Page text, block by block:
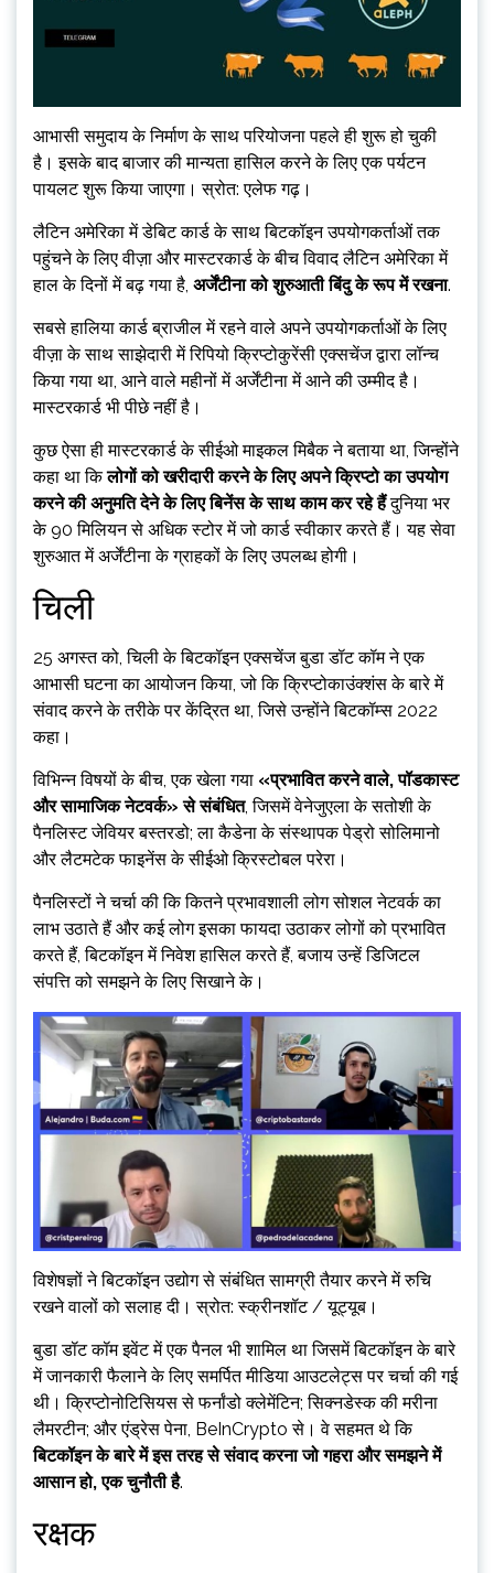
आभासी समुदाय के निर्माण के साथ परियोजना पहले ही शुरू हो चुकी
है। इसके बाद बाजार की मान्यता हासिल करने के लिए एक पर्यटन
पायलट शुरू किया जाएगा। स्रोत: एलेफ गढ़।
लैटिन अमेरिका में डेबिट कार्ड के साथ बिटकॉइन उपयोगकर्ताओं तक
पहुंचने के लिए वीज़ा और मास्टरकार्ड के बीच विवाद लैटिन अमेरिका में
हाल के दिनों में बढ़ गया है, अर्जेंटीना को शुरुआती बिंदु के रूप में रखना.
सबसे हालिया कार्ड ब्राजील में रहने वाले अपने उपयोगकर्ताओं के लिए
वीज़ा के साथ साझेदारी में रिपियो क्रिप्टोकुरेंसी एक्सचेंज द्वारा लॉन्च
किया गया था, आने वाले महीनों में अर्जेंटीना में आने की उम्मीद है।
मास्टरकार्ड भी पीछे नहीं है।
कुछ ऐसा ही मास्टरकार्ड के सीईओ माइकल मिबैक ने बताया था, जिन्होंने
कहा था किलोगों को खरीदारी करने के लिए अपने क्रिप्टो का उपयोग
करने की अनुमति देने के लिए बिनेंस के साथ काम कर रहे हैंदुनिया भर
के 90 मिलियन से अधिक स्टोर में जो कार्ड स्वीकार करते हैं। यह सेवा
शुरुआत में अर्जेंटीना के ग्राहकों के लिए उपलब्ध होगी।
चिली
25 अगस्त को, चिली के बिटकॉइन एक्सचेंज बुडा डॉट कॉम ने एक
आभासी घटना का आयोजन किया, जो कि क्रिप्टोकाउंक्शंस के बारे में
संवाद करने के तरीके पर केंद्रित था, जिसे उन्होंने बिटकॉम्स 2022
कहा।
विभिन्न विषयों के बीच, एक खेला गया «प्रभावित करने वाले, पॉडकास्ट
और सामाजिक नेटवर्क» से संबंधित, जिसमें वेनेजुएला के सतोशी के
पैनलिस्ट जेवियर बस्तरडो; ला कैडेना के संस्थापक पेड्रो सोलिमानो
और लैटमटेक फाइनेंस के सीईओ क्रिस्टोबल परेरा।
पैनलिस्टों ने चर्चा की कि कितने प्रभावशाली लोग सोशल नेटवर्क का
लाभ उठाते हैं और कई लोग इसका फायदा उठाकर लोगों को प्रभावित
करते हैं, बिटकॉइन में निवेश हासिल करते हैं, बजाय उन्हें डिजिटल
संपत्ति को समझने के लिए सिखाने के।
विशेषज्ञों ने बिटकॉइन उद्योग से संबंधित सामग्री तैयार करने में रुचि
रखने वालों को सलाह दी। स्रोत: स्क्रीनशॉट / यूट्यूब।
बुडा डॉट कॉम इवेंट में एक पैनल भी शामिल था जिसमें बिटकॉइन के बारे
में जानकारी फैलाने के लिए समर्पित मीडिया आउटलेट्स पर चर्चा की गई
थी। क्रिप्टोनोटिसियस से फर्नांडो क्लेमेंटिन; सिक्नडेस्क की मरीना
लैमरटीन; और एंड्रेस पेना, BeInCrypto से। वे सहमत थे कि
बिटकॉइन के बारे में इस तरह से संवाद करना जो गहरा और समझने में
आसान हो, एक चुनौती है.
रक्षक